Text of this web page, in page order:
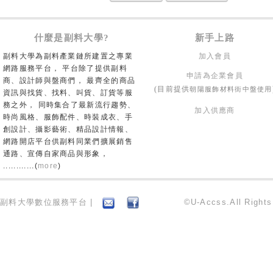
什麼是副料大學? 新手上路
副料大學為副料產業鏈所建置之專業
網路服務平台， 平台除了提供副料
商、設計師與盤商們， 最齊全的商品
資訊與找貨、找料、叫貨、訂貨等服
務之外， 同時集合了最新流行趨勢、
時尚風格、服飾配件、時裝成衣、手
創設計、攝影藝術、精品設計情報、
網路開店平台供副料同業們擴展銷售
通路、宣傳自家商品與形象，
............(more)
加入會員
申請為企業會員
(目前提供朝陽服飾材料街中盤使用
加入供應商
副料大學數位服務平台 | ©U-Accss.All Rights